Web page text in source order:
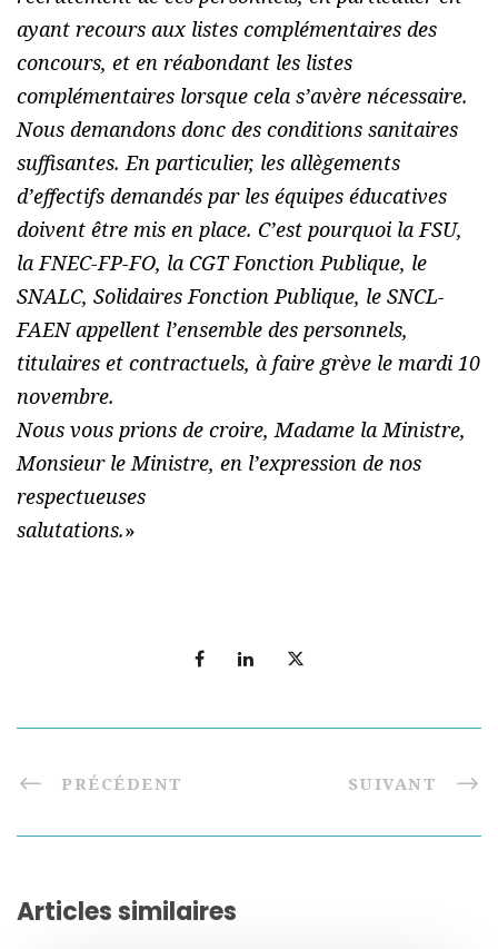
ayant recours aux listes complémentaires des
concours, et en réabondant les listes
complémentaires lorsque cela s’avère nécessaire.
Nous demandons donc des conditions sanitaires
suffisantes. En particulier, les allègements
d’effectifs demandés par les équipes éducatives
doivent être mis en place. C’est pourquoi la FSU,
la FNEC-FP-FO, la CGT Fonction Publique, le
SNALC, Solidaires Fonction Publique, le SNCL-
FAEN appellent l’ensemble des personnels,
titulaires et contractuels, à faire grève le mardi 10
novembre.
Nous vous prions de croire, Madame la Ministre,
Monsieur le Ministre, en l’expression de nos
respectueuses
salutations.»
PRÉCÉDENT SUIVANT
Articles similaires